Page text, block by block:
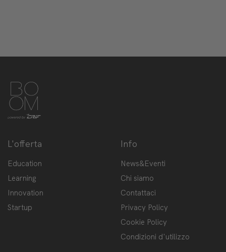
L'offerta
Education
Learning
Innovation
Startup
Info
News&Eventi
Chi siamo
Contattaci
Privacy Policy
Cookie Policy
Condizioni d'utilizzo